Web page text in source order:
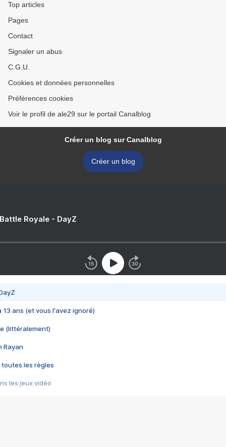
Top articles
Pages
Contact
Signaler un abus
C.G.U.
Cookies et données personnelles
Préférences cookies
Voir le profil de ale29 sur le portail Canalblog
Créer un blog sur Canalblog
Créer un blog
Royale - DayZ
13 ans (et vous l'avez ignoré)
(littéralement)
Rayan
toutes les règles
les jeux vidéo